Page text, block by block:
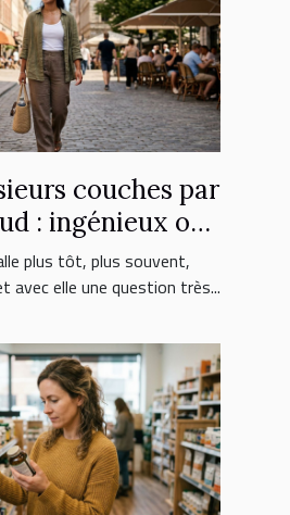
couches par
: ingénieux ou
?
plus tôt, plus souvent,
avec elle une question très...